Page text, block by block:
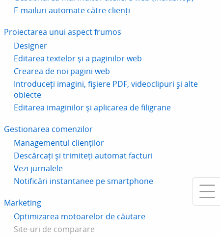
E-mailuri automate către clienți
Proiectarea unui aspect frumos
Designer
Editarea textelor și a paginilor web
Crearea de noi pagini web
Introduceți imagini, fișiere PDF, videoclipuri și alte
obiecte
Editarea imaginilor și aplicarea de filigrane
Gestionarea comenzilor
Managementul clienților
Descărcați și trimiteți automat facturi
Vezi jurnalele
Notificări instantanee pe smartphone
Marketing
Optimizarea motoarelor de căutare
Site-uri de comparare